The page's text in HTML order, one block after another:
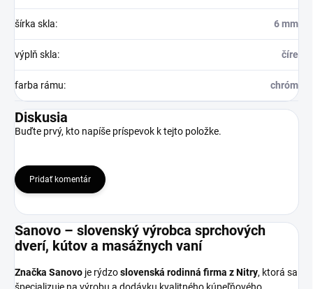
šírka skla: 6 mm
výplň skla: číre
farba rámu: chróm
Diskusia
Buďte prvý, kto napíše príspevok k tejto položke.
Pridať komentár
Sanovo – slovenský výrobca sprchových
dverí, kútov a masážnych vaní
Značka Sanovo je rýdzoslovenská rodinná firma z Nitry, ktorá sa